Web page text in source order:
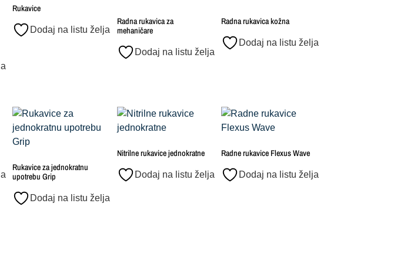
Rukavice
Dodaj na listu želja
Radna rukavica za
mehaničare
Dodaj na listu želja
Radna rukavica kožna
Dodaj na listu želja
Rukavice za jednokratnu
upotrebu Grip
Dodaj na listu želja
Nitrilne rukavice jednokratne
Dodaj na listu želja
Radne rukavice Flexus Wave
Dodaj na listu želja